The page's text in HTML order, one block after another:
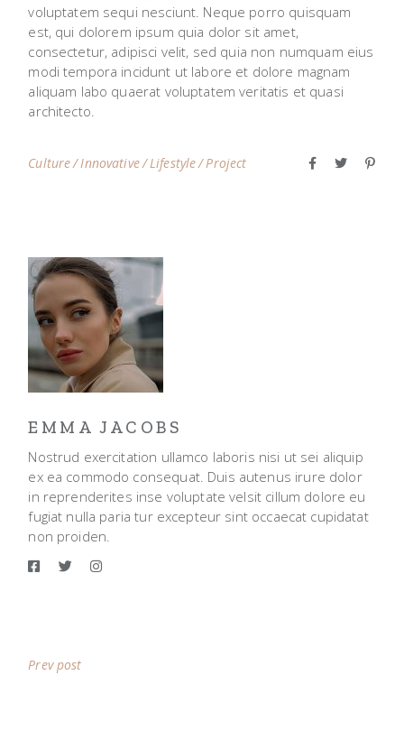
voluptatem sequi nesciunt. Neque porro quisquam
est, qui dolorem ipsum quia dolor sit amet,
consectetur, adipisci velit, sed quia non numquam eius
modi tempora incidunt ut labore et dolore magnam
aliquam labo quaerat voluptatem veritatis et quasi
architecto.
Culture Innovative Lifestyle Project
EMMA JACOBS
Nostrud exercitation ullamco laboris nisi ut sei aliquip
ex ea commodo consequat. Duis autenus irure dolor
in reprenderites inse voluptate velsit cillum dolore eu
fugiat nulla paria tur excepteur sint occaecat cupidatat
non proiden.
Prev post